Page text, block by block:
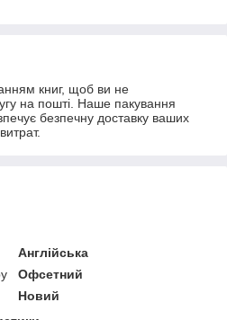
книг, щоб ви не
на пошті. Наше пакування
безпечну доставку ваших
Англійська
Офсетний
Новий